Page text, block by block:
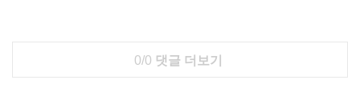
0/0 댓글 더보기